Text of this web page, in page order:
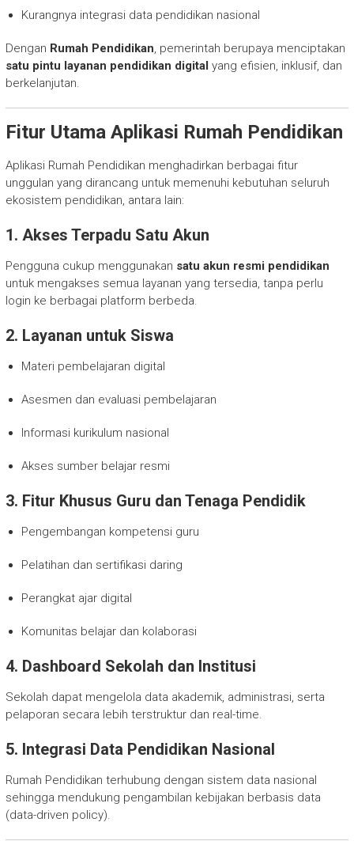
Kurangnya integrasi data pendidikan nasional
Dengan Rumah Pendidikan, pemerintah berupaya menciptakan
satu pintu layanan pendidikan digital yang efisien, inklusif, dan
berkelanjutan.
Fitur Utama Aplikasi Rumah Pendidikan
Aplikasi Rumah Pendidikan menghadirkan berbagai fitur
unggulan yang dirancang untuk memenuhi kebutuhan seluruh
ekosistem pendidikan, antara lain:
1. Akses Terpadu Satu Akun
Pengguna cukup menggunakan satu akun resmi pendidikan
untuk mengakses semua layanan yang tersedia, tanpa perlu
login ke berbagai platform berbeda.
2. Layanan untuk Siswa
Materi pembelajaran digital
Asesmen dan evaluasi pembelajaran
Informasi kurikulum nasional
Akses sumber belajar resmi
3. Fitur Khusus Guru dan Tenaga Pendidik
Pengembangan kompetensi guru
Pelatihan dan sertifikasi daring
Perangkat ajar digital
Komunitas belajar dan kolaborasi
4. Dashboard Sekolah dan Institusi
Sekolah dapat mengelola data akademik, administrasi, serta
pelaporan secara lebih terstruktur dan real-time.
5. Integrasi Data Pendidikan Nasional
Rumah Pendidikan terhubung dengan sistem data nasional
sehingga mendukung pengambilan kebijakan berbasis data
(data-driven policy).